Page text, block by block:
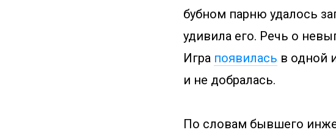
бубном парню удалось
удивила его. Речь о
Игра появилась в одной
и не добралась.
По словам бывшего